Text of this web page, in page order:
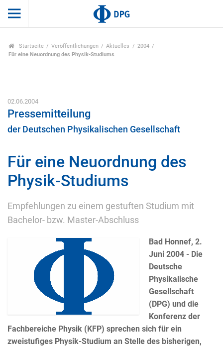
Startseite Veröffentlichungen Aktuelles
2004
Für eine Neuordnung des Physik-Studiums
02.06.2004
Pressemitteilung
der Deutschen Physikalischen Gesellschaft
Für eine Neuordnung des
Physik-Studiums
Empfehlungen zu einem gestuften Studium mit
Bachelor- bzw. Master-Abschluss
Bad Honnef, 2.
Juni 2004 - Die
Deutsche
Physikalische
Gesellschaft
(DPG) und die
Konferenz der
Fachbereiche Physik (KFP) sprechen sich für ein
zweistufiges Physik-Studium an Stelle des bisherigen,